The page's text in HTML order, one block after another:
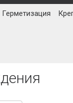
Герметизация